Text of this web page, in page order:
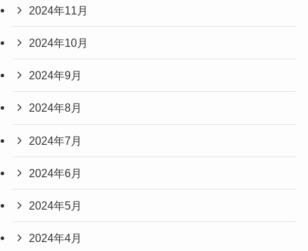
2024年11月
2024年10月
2024年9月
2024年8月
2024年7月
2024年6月
2024年5月
2024年4月